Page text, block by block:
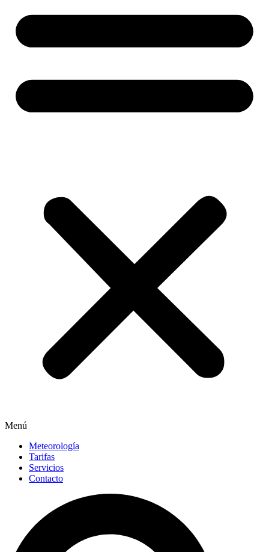
Menú
Meteorología
Tarifas
Servicios
Contacto